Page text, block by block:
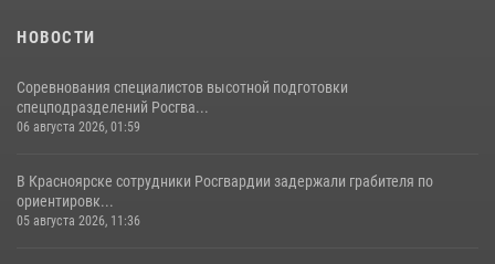
НОВОСТИ
Соревнования специалистов высотной подготовки
спецподразделений Росгва...
06 августа 2026, 01:59
В Красноярске сотрудники Росгвардии задержали грабителя по
ориентировк...
05 августа 2026, 11:36